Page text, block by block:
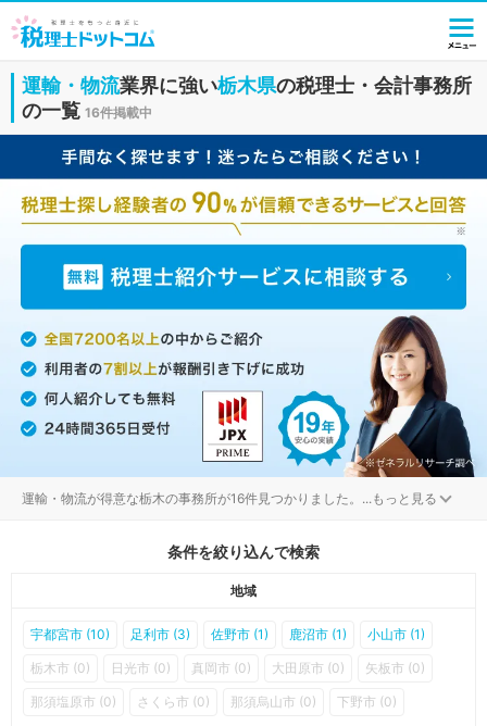
運輸・物流業界に強い栃木県の税理士・会計事務所
の一覧 16件掲載中
運輸・物流が得意な栃木の事務所が16件見つかりました。 ...もっと見る
条件を絞り込んで検索
地域
宇都宮市 (10) 足利市 (3) 佐野市 (1) 鹿沼市 (1) 小山市 (1)
栃木市 (0) 日光市 (0) 真岡市 (0) 大田原市 (0) 矢板市 (0)
那須塩原市 (0) さくら市 (0) 那須烏山市 (0) 下野市 (0)